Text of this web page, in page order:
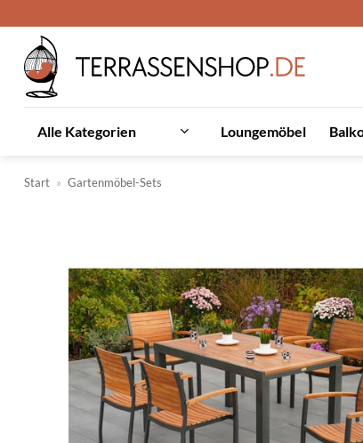
Inhalt
springen
Alle Kategorien Loungemöbel
Start » Gartenmöbel-Sets